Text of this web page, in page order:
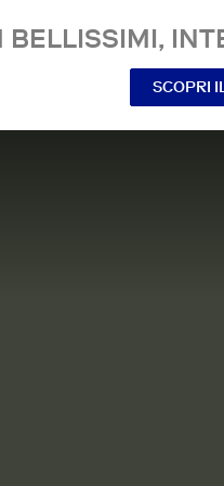
BELLISSIMI,
SCOPRI